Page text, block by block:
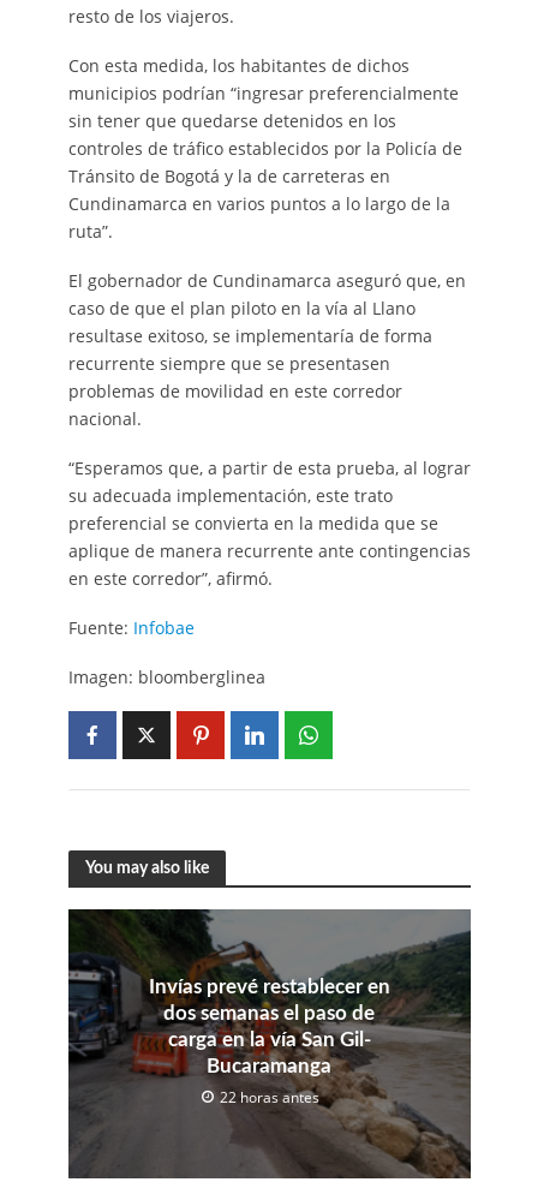
resto de los viajeros.
Con esta medida, los habitantes de dichos
municipios podrían “ingresar preferencialmente
sin tener que quedarse detenidos en los
controles de tráfico establecidos por la Policía de
Tránsito de Bogotá y la de carreteras en
Cundinamarca en varios puntos a lo largo de la
ruta”.
El gobernador de Cundinamarca aseguró que, en
caso de que el plan piloto en la vía al Llano
resultase exitoso, se implementaría de forma
recurrente siempre que se presentasen
problemas de movilidad en este corredor
nacional.
“Esperamos que, a partir de esta prueba, al lograr
su adecuada implementación, este trato
preferencial se convierta en la medida que se
aplique de manera recurrente ante contingencias
en este corredor”, afirmó.
Fuente: Infobae
Imagen: bloomberglinea
You may also like
Invías prevé restablecer en
dos semanas el paso de
carga en la vía San Gil-
Bucaramanga
22 horas antes